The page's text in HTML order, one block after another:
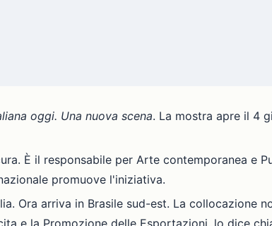
oggi. Una nuova scena. La mostra apre il 4
È il responsabile per Arte contemporanea e
promuove l'iniziativa.
Ora arriva in Brasile sud-est. La collocazione
e la Promozione delle Esportazioni, lo dice